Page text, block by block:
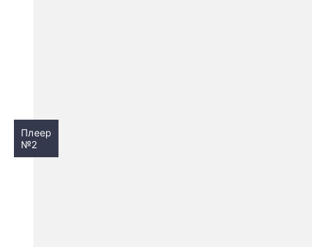
Плеер
№2